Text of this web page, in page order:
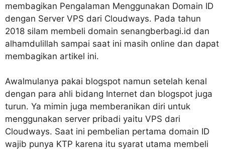
membagikan Pengalaman Menggunakan Domain ID
dengan Server VPS dari Cloudways. Pada tahun
2018 silam membeli domain senangberbagi.id dan
alhamdulillah sampai saat ini masih online dan dapat
membagikan artikel ini.
Awalmulanya pakai blogspot namun setelah kenal
dengan para ahli bidang Internet dan blogspot juga
turun. Ya mimin juga memberanikan diri untuk
menggunakan server pribadi yaitu VPS dari
Cloudways. Saat ini pembelian pertama domain ID
wajib punya KTP karena itu syarat utama membeli